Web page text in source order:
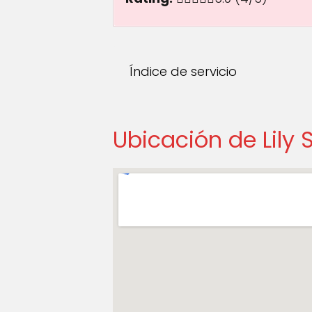
Índice de servicio
Ubicación de Lily